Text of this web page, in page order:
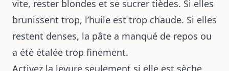
vite, rester blondes et se sucrer tièdes. Si elles
brunissent trop, l’huile est trop chaude. Si elles
restent denses, la pâte a manqué de repos ou
a été étalée trop finement.
Activez la levure seulement si elle est sèche